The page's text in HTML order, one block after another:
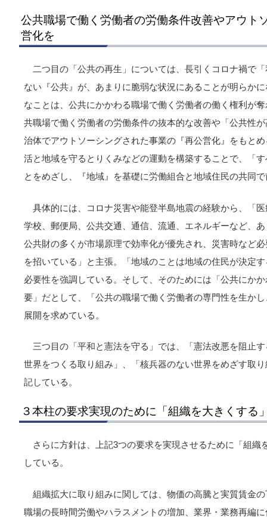
公共職場で働く労働者の労働条件改善やアウト
営化を
二つ目の「公共の再生」については、長引くコロナ禍で
ない『公共』が、あまりに脆弱な状況にあることが明らか
なことは、公共にかかわる職場で働く労働者の働く権利が
共職場で働く労働者の労働条件の抜本的な改善や「公共性
治体でアウトソーシングされた事業の『再公営化』をもと
活と地域を守るとりくみなどの運動を構築することで、「
とをめざし、『地域』を基礎に労働組合と地域住民の共同
具体的には、コロナ災害や能登半島地震の経験から、「
学校、郵便局、公共交通、通信、流通、エネルギーなど、
公共財の多くが市場原理で効率化が優先され、災害時など
を招いている」と主張。「地域のことは地域の住民が決定
必要性を強調している。そして、そのためには「公共にか
要」だとして、「公共の職場で働く労働者の専門性を生か
展開を求めている。
三つ目の「平和と憲法を守る」では、「憲法改悪を阻止
世界をつくる取り組み」、「核兵器のない世界をめざす取
記している。
３本柱の要求実現のために「組織を大きくする
さらに方針は、上記3つの要求を実現させるために「組織
している。
組織拡大に取り組みに関しては、物価の高騰と実質賃金
職場の長時間労働やハラスメントの増加、業界・業務再編